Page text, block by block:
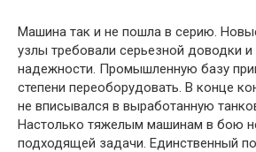
Машина так и не пошла в серию.
узлы требовали серьезной доводки
надежности. Промышленную базу
степени переоборудовать. В конце
не вписывался в выработанную
Настолько тяжелым машинам в бою
подходящей задачи. Единственный